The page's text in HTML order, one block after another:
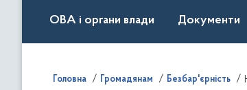
ОВА і органи влади Документи
Головна Громадянам Безбар'єрність